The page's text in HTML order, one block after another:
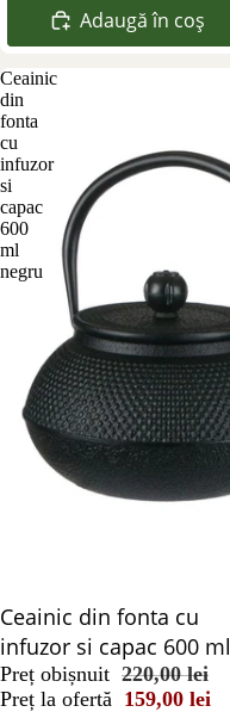
Adaugă în coș
Ceainic
din
fonta
cu
infuzor
si
capac
600
ml
negru
Reducere 28%
Ceainic din fonta cu
infuzor si capac 600 ml
negru
Preț obișnuit 220,00 lei
Preț la ofertă 159,00 lei